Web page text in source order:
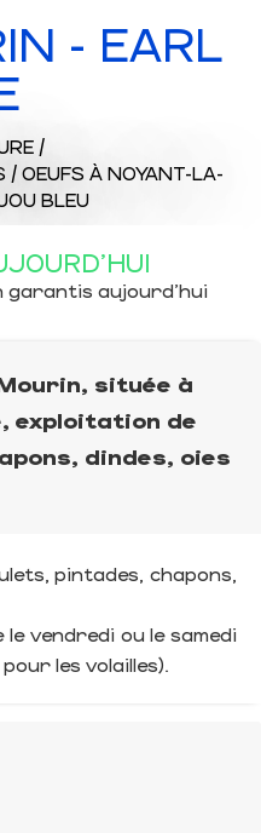
- EARL
/
/ OEUFS À NOYANT-LA-
BLEU
garantis aujourd'hui
située à
exploitation de
dindes, oies
pintades, chapons,
vendredi ou le samedi
les volailles).